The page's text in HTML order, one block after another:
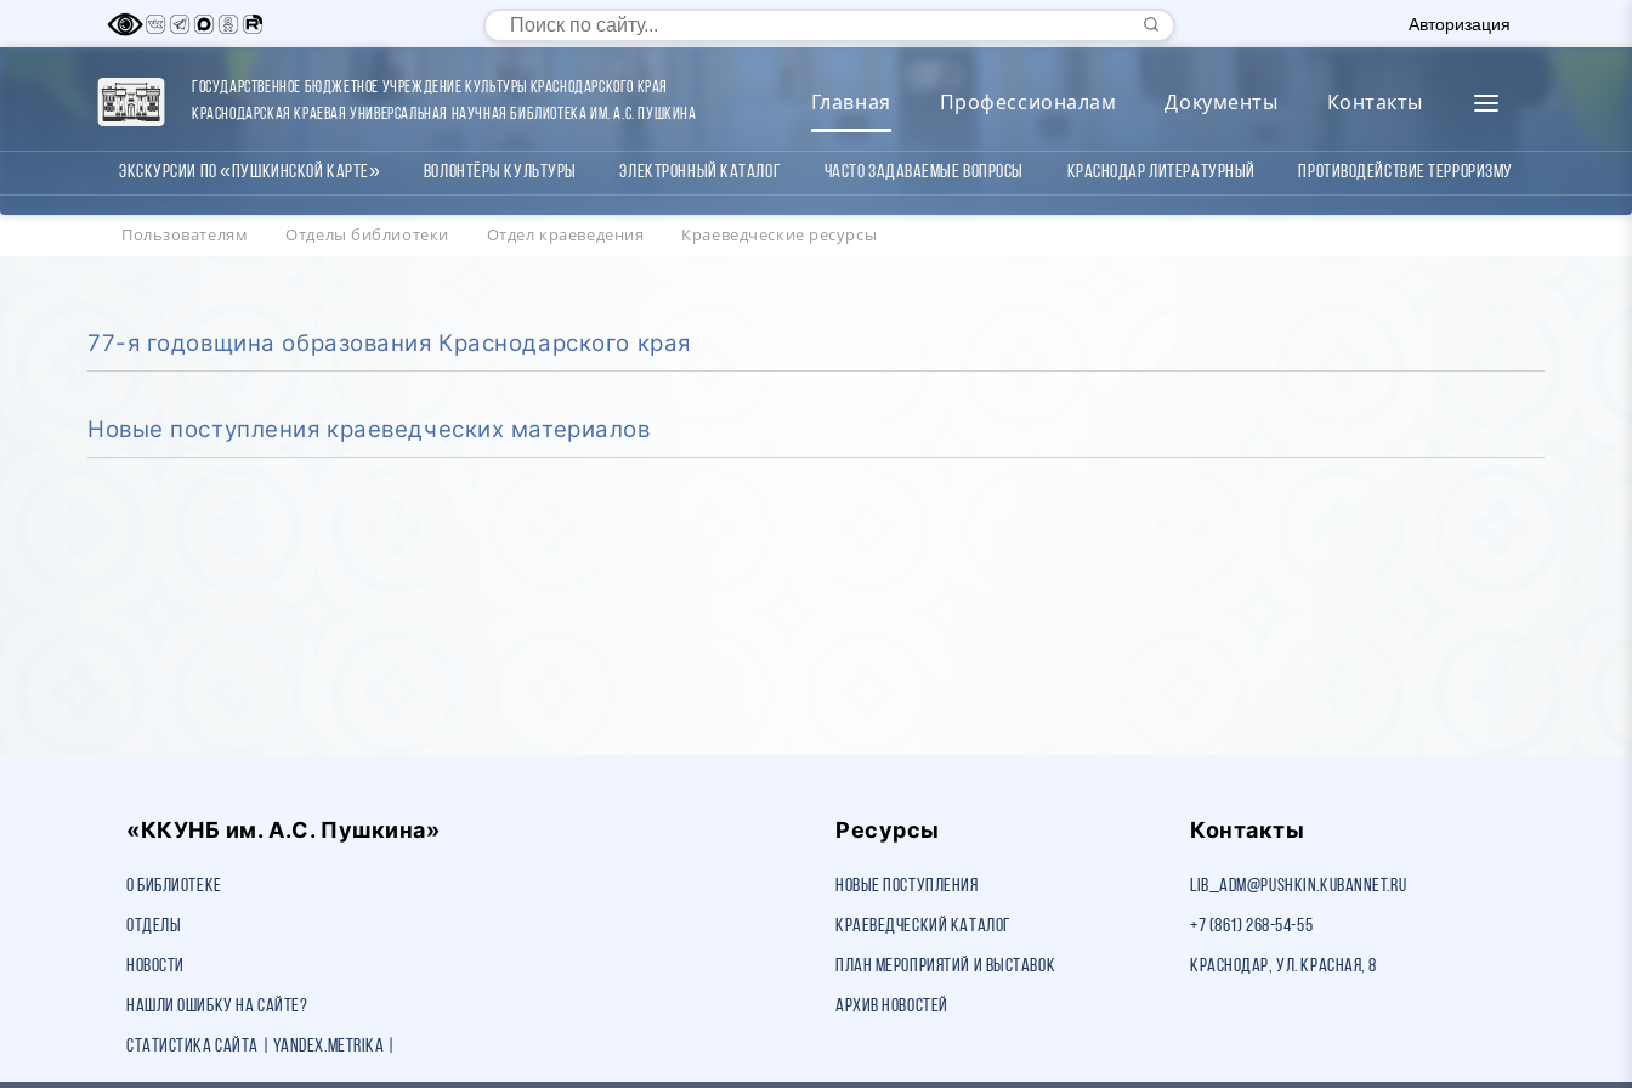
Авторизация
Государственное бюджетное учреждение культуры Краснодарского края
Краснодарская краевая универсальная научная библиотека им. А.С. Пушкина
Главная Профессионалам Документы Контакты
Экскурсии по «Пушкинской карте» Волонтёры Культуры Электронный каталог Часто задаваемые вопросы Краснодар литературный Противодействие терроризму
Пользователям Отделы библиотеки Отдел краеведения Краеведческие ресурсы
77-я годовщина образования Краснодарского края
Новые поступления краеведческих материалов
«ККУНБ им. А.С. Пушкина»
О библиотеке
Отделы
Новости
Нашли ошибку на сайте?
Статистика сайта | Yandex.Metrika |
Ресурсы
Новые поступления
Краеведческий каталог
План мероприятий и выставок
Архив новостей
Контакты
lib_adm@pushkin.kubannet.ru
+7 (861) 268-54-55
Краснодар, ул. Красная, 8